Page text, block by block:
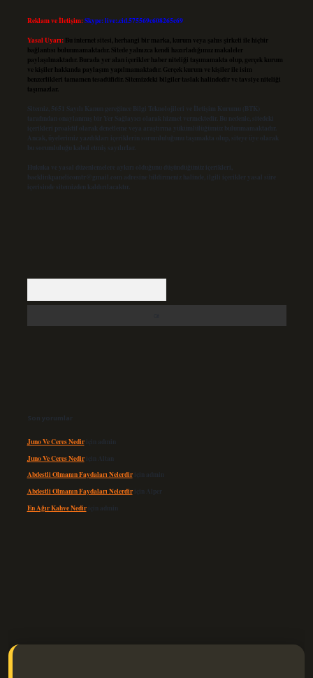
Reklam ve İletişim:Skype: live:.cid.575569c608265c69
Yasal Uyarı: Bu internet sitesi, herhangi bir marka, kurum veya şahıs şirketi ile hiçbir
bağlantısı bulunmamaktadır. Sitede yalnızca kendi hazırladığımız makaleler
paylaşılmaktadır. Burada yer alan içerikler haber niteliği taşımamakta olup, gerçek kurum
ve kişiler hakkında paylaşım yapılmamaktadır. Gerçek kurum ve kişiler ile isim
benzerlikleri tamamen tesadüfidir. Sitemizdeki bilgiler taslak halindedir ve tavsiye niteliği
taşımazlar.
Sitemiz, 5651 Sayılı Kanun gereğince Bilgi Teknolojileri ve İletişim Kurumu (BTK)
tarafından onaylanmış bir Yer Sağlayıcı olarak hizmet vermektedir. Bu nedenle, sitedeki
içerikleri proaktif olarak denetleme veya araştırma yükümlülüğümüz bulunmamaktadır.
Ancak, üyelerimiz yazdıkları içeriklerin sorumluluğunu taşımakta olup, siteye üye olarak
bu sorumluluğu kabul etmiş sayılırlar.
Hukuka ve yasal düzenlemelere aykırı olduğunu düşündüğünüz içerikleri,
backlinkpanelicomtr@gmail.com adresine bildirmeniz halinde, ilgili içerikler yasal süre
içerisinde sitemizden kaldırılacaktır.
Son yorumlar
Juno Ve Ceres Nediriçin admin
Juno Ve Ceres Nediriçin Altan
Abdestli Olmanın Faydaları Nelerdiriçin admin
Abdestli Olmanın Faydaları Nelerdiriçin Alper
En Ağır Kahve Nediriçin admin